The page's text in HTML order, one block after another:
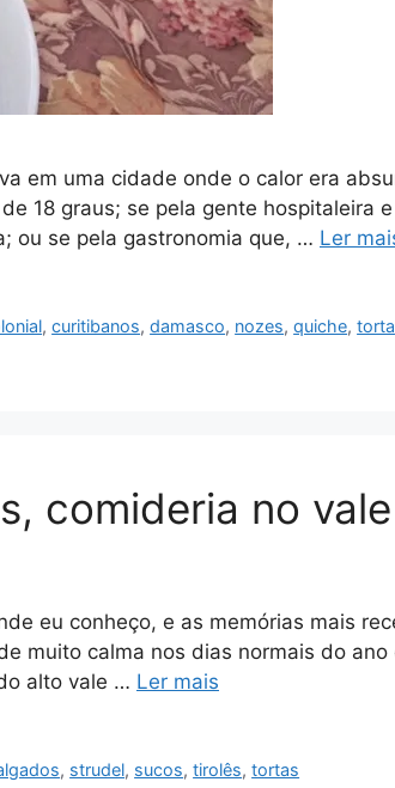
em uma cidade onde o calor era
18 graus; se pela gente hospitaleira
ou se pela gastronomia que, … Ler
,curitibanos,damasco, nozes,quiche,torta
comideria no
eu conheço, e as memórias mais
muito calma nos dias normais do
alto vale … Ler mais
, strudel, sucos,tirolês,tortas